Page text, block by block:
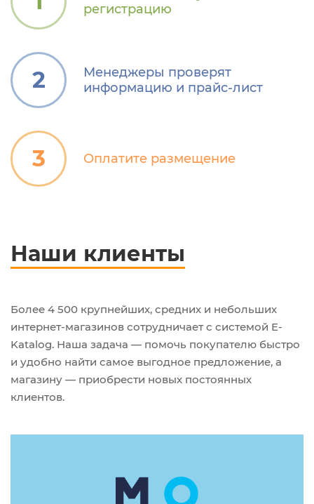
регистрацию
2
Менеджеры проверят
информацию и прайс-лист
3 Оплатите размещение
Наши клиенты
Более 4 500 крупнейших, средних и небольших
интернет-магазинов сотрудничает с системой E-
Katalog. Наша задача — помочь покупателю быстро
и удобно найти самое выгодное предложение, а
магазину — приобрести новых постоянных
клиентов.